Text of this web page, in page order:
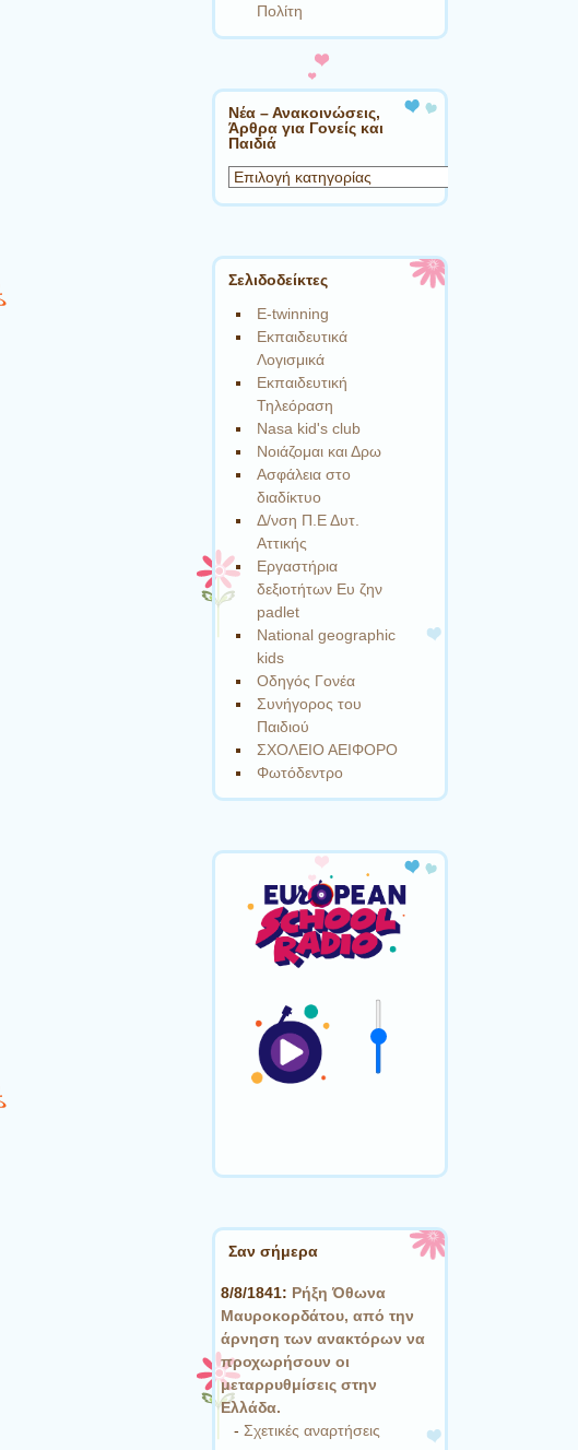
Πολίτη
Νέα – Ανακοινώσεις,
Άρθρα για Γονείς και
Παιδιά
Νέα
–
Γονείς
και
Παιδιά
Σελιδοδείκτες
E-twinning
Eκπαιδευτικά
Λογισμικά
Eκπαιδευτική
Τηλεόραση
Nasa kid's club
Nοιάζομαι και Δρω
Ασφάλεια στο
διαδίκτυο
Δ/νση Π.Ε Δυτ.
Αττικής
Εργαστήρια
δεξιοτήτων Eυ ζην
padlet
Νational geographic
kids
Οδηγός Γονέα
Συνήγορος του
Παιδιού
ΣΧΟΛΕΙΟ ΑΕΙΦΟΡΟ
Φωτόδεντρο
Σαν σήμερα
8/8/1841: Ρήξη Όθωνα 
Μαυροκορδάτου, από την
άρνηση των ανακτόρων να
προχωρήσουν οι
μεταρρυθμίσεις στην
Ελλάδα.
- Σχετικές αναρτήσεις